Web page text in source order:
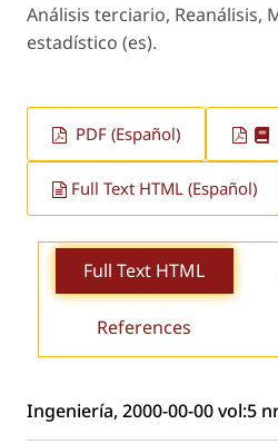
Análisis terciario, Reanálisis,
estadístico (es).
PDF (Español)
Full Text HTML (Español)
Full Text HTML
References
Ingeniería, 2000-00-00 vol:5